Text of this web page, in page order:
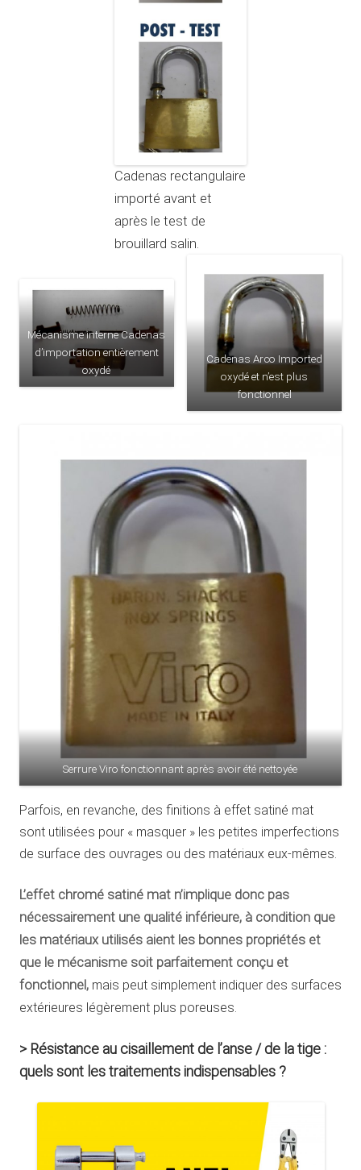
Cadenas rectangulaire
importé avant et
après le test de
brouillard salin.
Mécanisme interne Cadenas
d’importation entièrement
oxydé
Cadenas Arco Imported
oxydé et n’est plus
fonctionnel
Serrure Viro fonctionnant après avoir été nettoyée
Parfois, en revanche, des finitions à effet satiné mat
sont utilisées pour « masquer » les petites imperfections
de surface des ouvrages ou des matériaux eux-mêmes.
L’effet chromé satiné mat n’implique donc pas
nécessairement une qualité inférieure, à condition que
les matériaux utilisés aient les bonnes propriétés et
que le mécanisme soit parfaitement conçu et
fonctionnel, mais peut simplement indiquer des surfaces
extérieures légèrement plus poreuses.
> Résistance au cisaillement de l’anse / de la tige :
quels sont les traitements indispensables ?